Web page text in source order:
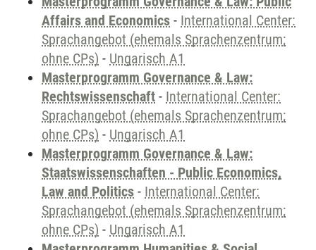
Affairs and Economics - International Center:
Sprachangebot (ehemals Sprachenzentrum;
ohne CPs) - Ungarisch A1
Masterprogramm Governance & Law:
Rechtswissenschaft - International Center:
Sprachangebot (ehemals Sprachenzentrum;
ohne CPs) - Ungarisch A1
Masterprogramm Governance & Law:
Staatswissenschaften - Public Economics,
Law and Politics - International Center:
Sprachangebot (ehemals Sprachenzentrum;
ohne CPs) - Ungarisch A1